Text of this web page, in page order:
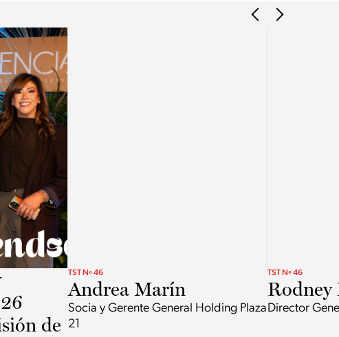
de
TST Nº 46
Andrea Marín
Socia y Gerente General Holding Plaza
21
TST Nº 46
Director